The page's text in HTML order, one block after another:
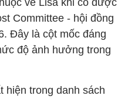
về Lisa khi cô được
Committee - hội đồng
Đây là cột mốc đáng
độ ảnh hưởng trong
hiện trong danh sách